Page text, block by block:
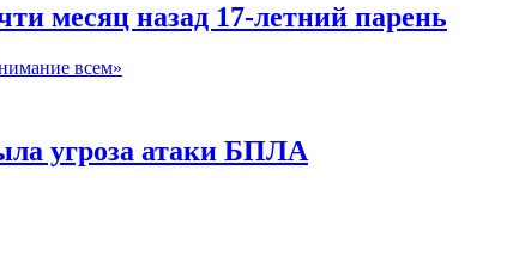
месяц назад 17-летний парень
угроза атаки БПЛА